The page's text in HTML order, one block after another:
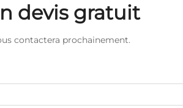
devis gratuit
contactera prochainement.